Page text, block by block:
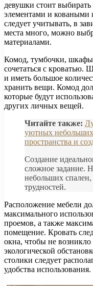
девушки стоит
элементами и коваными
следует учитывать, в
места много, можно
материалами.
Комод, тумбочки, шкафы
сочетаться с
и иметь большое
хранить вещи. Комод
которые будут
других личных вещей.
Читайте также:
уютных
пространства и
Создание
сложное задание.
небольших
трудностей.
Расположение мебели
максимального
проемов, а также
помещение. Кровать
окна, чтобы не
экологической
столики следует
удобства использования.